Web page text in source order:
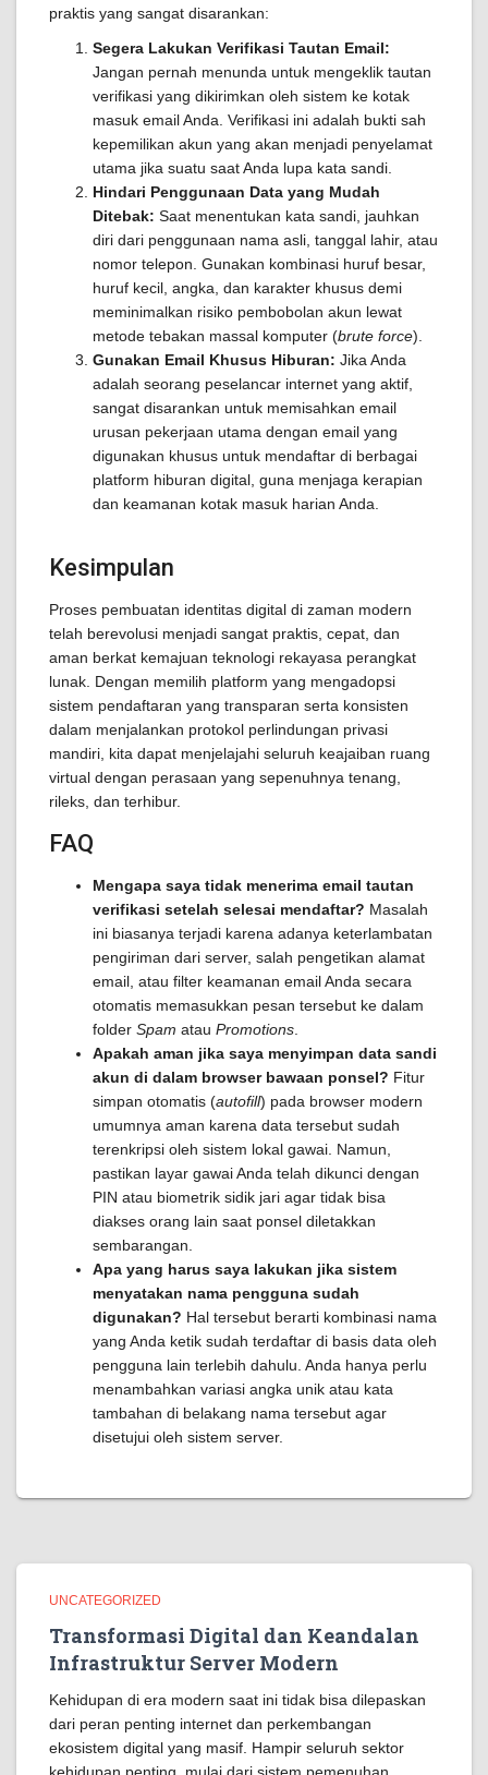
praktis yang sangat disarankan:
Segera Lakukan Verifikasi Tautan Email:
Jangan pernah menunda untuk mengeklik tautan
verifikasi yang dikirimkan oleh sistem ke kotak
masuk email Anda. Verifikasi ini adalah bukti sah
kepemilikan akun yang akan menjadi penyelamat
utama jika suatu saat Anda lupa kata sandi.
Hindari Penggunaan Data yang Mudah
Ditebak: Saat menentukan kata sandi, jauhkan
diri dari penggunaan nama asli, tanggal lahir, atau
nomor telepon. Gunakan kombinasi huruf besar,
huruf kecil, angka, dan karakter khusus demi
meminimalkan risiko pembobolan akun lewat
metode tebakan massal komputer (brute force).
Gunakan Email Khusus Hiburan: Jika Anda
adalah seorang peselancar internet yang aktif,
sangat disarankan untuk memisahkan email
urusan pekerjaan utama dengan email yang
digunakan khusus untuk mendaftar di berbagai
platform hiburan digital, guna menjaga kerapian
dan keamanan kotak masuk harian Anda.
Kesimpulan
Proses pembuatan identitas digital di zaman modern
telah berevolusi menjadi sangat praktis, cepat, dan
aman berkat kemajuan teknologi rekayasa perangkat
lunak. Dengan memilih platform yang mengadopsi
sistem pendaftaran yang transparan serta konsisten
dalam menjalankan protokol perlindungan privasi
mandiri, kita dapat menjelajahi seluruh keajaiban ruang
virtual dengan perasaan yang sepenuhnya tenang,
rileks, dan terhibur.
FAQ
Mengapa saya tidak menerima email tautan
verifikasi setelah selesai mendaftar? Masalah
ini biasanya terjadi karena adanya keterlambatan
pengiriman dari server, salah pengetikan alamat
email, atau filter keamanan email Anda secara
otomatis memasukkan pesan tersebut ke dalam
folder Spam atau Promotions
Apakah aman jika saya menyimpan data sandi
akun di dalam browser bawaan ponsel? Fitur
simpan otomatis (autofill) pada browser modern
umumnya aman karena data tersebut sudah
terenkripsi oleh sistem lokal gawai. Namun,
pastikan layar gawai Anda telah dikunci dengan
PIN atau biometrik sidik jari agar tidak bisa
diakses orang lain saat ponsel diletakkan
sembarangan.
Apa yang harus saya lakukan jika sistem
menyatakan nama pengguna sudah
digunakan? Hal tersebut berarti kombinasi nama
yang Anda ketik sudah terdaftar di basis data oleh
pengguna lain terlebih dahulu. Anda hanya perlu
menambahkan variasi angka unik atau kata
tambahan di belakang nama tersebut agar
disetujui oleh sistem server.
UNCATEGORIZED
Transformasi Digital dan Keandalan
Infrastruktur Server Modern
Kehidupan di era modern saat ini tidak bisa dilepaskan
dari peran penting internet dan perkembangan
ekosistem digital yang masif. Hampir seluruh sektor